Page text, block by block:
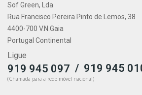
Sof Green, Lda
Rua Francisco Pereira Pinto de Lemos, 38
4400-700 V.N.Gaia
Portugal Continental
Ligue
919 945 097 / 919 945
(Chamada para a rede móvel nacional)